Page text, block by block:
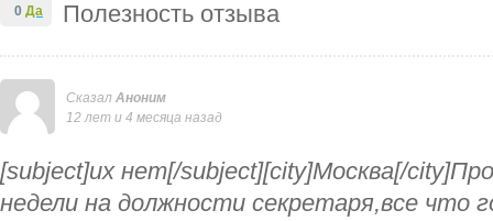
Полезность отзыва
0 Да
Сказал Аноним
12 лет и 4 месяца назад
[subject]их нет[/subject][city]Москва[/
недели на должности секретаря,все что